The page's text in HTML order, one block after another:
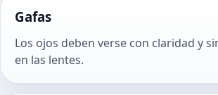
Gafas
Los ojos deben verse con claridad y
en las lentes.